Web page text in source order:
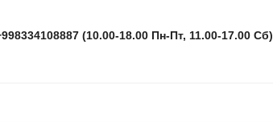
(10.00-18.00 Пн-Пт, 11.00-17.00 Сб)